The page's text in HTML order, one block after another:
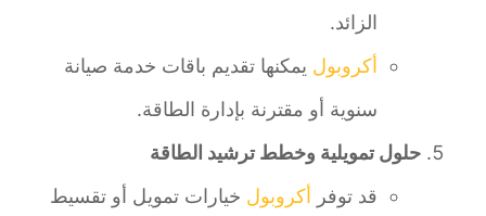
الزائد.
أكروبوليمكنها تقديم باقات خدمة صيانة
سنوية أو مقترنة بإدارة الطاقة.
حلول تمويلية وخطط ترشيد الطاقة
قد توفرأكروبولخيارات تمويل أو تقسيط